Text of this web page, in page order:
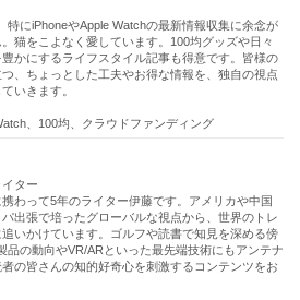
特にiPhoneやApple Watchの最新情報収集に余念が
猫をこよなく愛しています。100均グッズや日々
かにするライフスタイル記事も得意です。皆様の
、ちょっとした工夫やお得な情報を、独自の視点
いきます。
、100均、クラウドファンディング
ター
携わって5年のライター伊藤です。アメリカや中国
出張で培ったグローバルな視点から、世界のトレ
追いかけています。ゴルフや読書で知見を深める傍
品の動向やVR/ARといった最先端技術にもアンテナ
の皆さんの知的好奇心を刺激するコンテンツをお